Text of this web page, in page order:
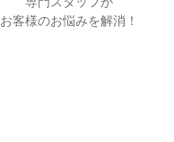
お客様のお悩みを解消！